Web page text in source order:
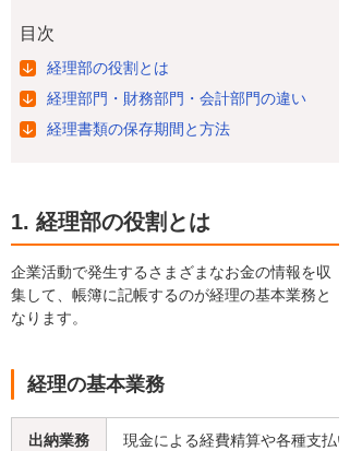
目次
経理部の役割とは
経理部門・財務部門・会計部門の違い
経理書類の保存期間と方法
1. 経理部の役割とは
企業活動で発生するさまざまなお金の情報を収
集して、帳簿に記帳するのが経理の基本業務と
なります。
経理の基本業務
出納業務 現金による経費精算や各種支払